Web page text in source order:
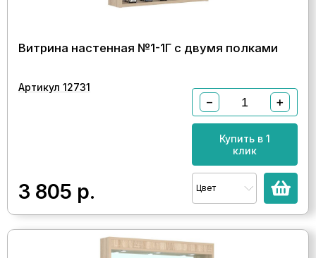
Витрина настенная №1-1Г с двумя полками
Артикул 12731
3 805 р.
− +
Купить в 1
клик
Цвет